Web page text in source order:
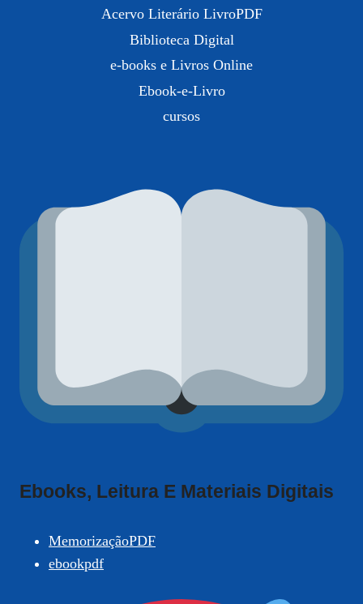
Acervo Literário LivroPDF
Biblioteca Digital
e-books e Livros Online
Ebook-e-Livro
cursos
Ebooks, Leitura E Materiais Digitais
MemorizaçãoPDF
ebookpdf